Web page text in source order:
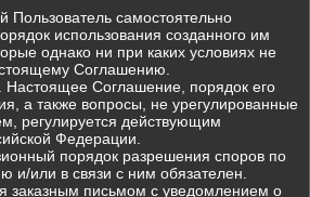
Пользователь самостоятельно
использования созданного им
однако ни при каких условиях не
Соглашению.
Соглашение, порядок его
а также вопросы, не урегулированные
регулируется действующим
Федерации.
порядок разрешения споров по
и/или в связи с ним обязателен.
заказным письмом с уведомлением о